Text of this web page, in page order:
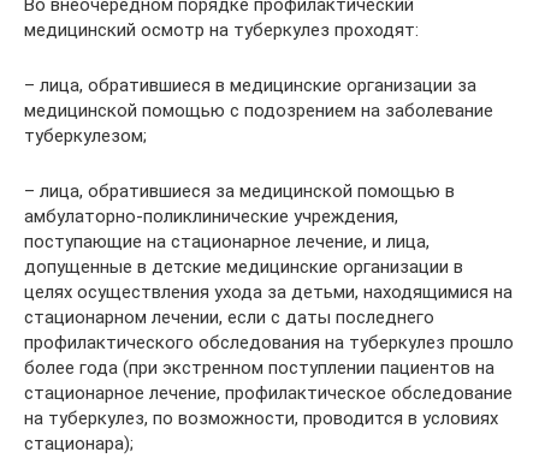
Во внеочередном порядке профилактический
медицинский осмотр на туберкулез проходят:
– лица, обратившиеся в медицинские организации за
медицинской помощью с подозрением на заболевание
туберкулезом;
– лица, обратившиеся за медицинской помощью в
амбулаторно-поликлинические учреждения,
поступающие на стационарное лечение, и лица,
допущенные в детские медицинские организации в
целях осуществления ухода за детьми, находящимися на
стационарном лечении, если с даты последнего
профилактического обследования на туберкулез прошло
более года (при экстренном поступлении пациентов на
стационарное лечение, профилактическое обследование
на туберкулез, по возможности, проводится в условиях
стационара);